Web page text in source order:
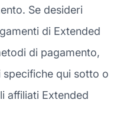
Se desideri
di Extended
di pagamento,
qui sotto o
affiliati Extended